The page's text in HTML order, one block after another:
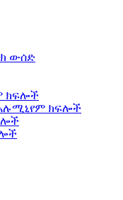
ውሰድ
ክፍሎች
ክፍሎች